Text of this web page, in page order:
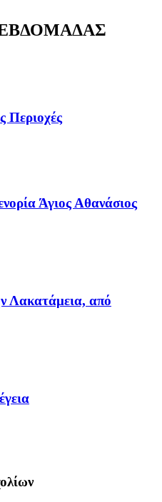
Περιοχές
Άγιος Αθανάσιος
Λακατάμεια, από